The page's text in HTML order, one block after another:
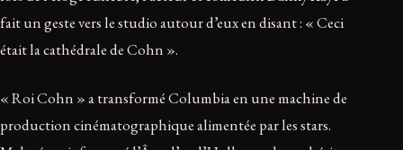
fait un geste vers le studio autour d’eux en disant : « Ceci
était la cathédrale de Cohn ».
« Roi Cohn » a transformé Columbia en une machine de
production cinématographique alimentée par les stars.